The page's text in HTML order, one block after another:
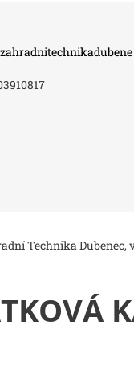
zahradnitechnikadubene
Technika Dubenec,